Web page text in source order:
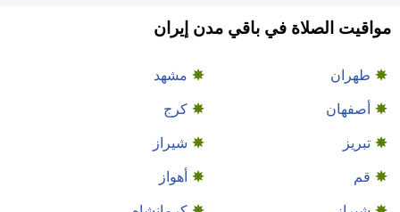
مواقيت الصلاة في باقي مدن إيران
طهران
مشهد
أصفهان
كرج
تبريز
شيراز
قم
أهواز